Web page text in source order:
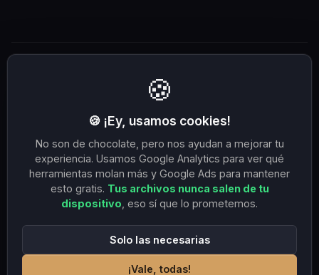
Comprimir a 1MB
Redim. 1080×1080 OG 1200×630
Redim. 1920×1080 PNG a JPG JPG a PNG
JPG a WebP HEIC a JPG WebP a JPG
SVG a PNG PDF a 1MB
© 2026 DuneTools. Todos los derechos reservados.
🍪
🍪 ¡Ey, usamos cookies!
No son de chocolate, pero nos ayudan a mejorar tu
experiencia. Usamos Google Analytics para ver qué
herramientas molan más y Google Ads para mantener
esto gratis. Tus archivos nunca salen de tu
dispositivo , eso sí que lo prometemos.
Solo las necesarias
¡Vale, todas!